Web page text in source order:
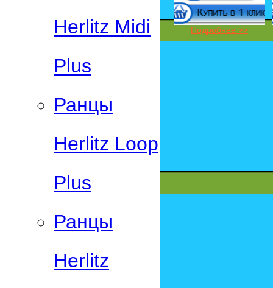
Herlitz Midi
Plus
Ранцы
Herlitz Loop
Plus
Ранцы
Herlitz
Подробнее >>